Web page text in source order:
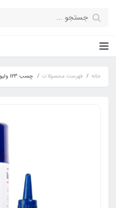
خانه فهرست محصولات چسب 123 ولیوکم غفاری 400 میل